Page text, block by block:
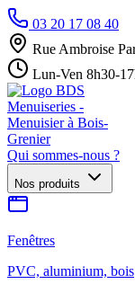
03 20 17 08 40
Rue Ambroise
Lun-Ven 8h30-
Qui sommes-nous ?
Nos produits
Fenêtres
PVC, aluminium, bois